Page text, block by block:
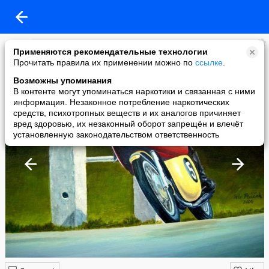
Применяются рекомендательные технологии
Прочитать правила их применении можно по ссылке
Возможны упоминания
В контенте могут упоминаться наркотики и связанная с ними
информация. Незаконное потребление наркотических
средств, психотропных веществ и их аналогов причиняет
вред здоровью, их незаконный оборот запрещён и влечёт
установленную законодательством ответственность
Мурзилка
added a photo
25 Apr в 09:11